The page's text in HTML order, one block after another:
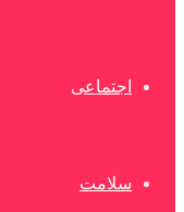
اجتماعی
سلامت